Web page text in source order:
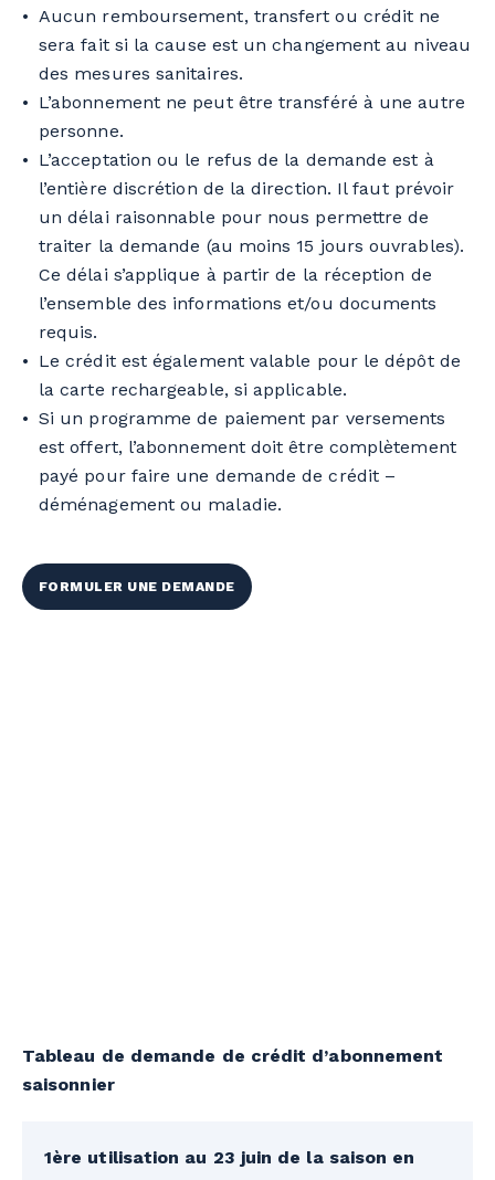
Aucun remboursement, transfert ou crédit ne
sera fait si la cause est un changement au niveau
des mesures sanitaires.
L’abonnement ne peut être transféré à une autre
personne.
L’acceptation ou le refus de la demande est à
l’entière discrétion de la direction. Il faut prévoir
un délai raisonnable pour nous permettre de
traiter la demande (au moins 15 jours ouvrables).
Ce délai s’applique à partir de la réception de
l’ensemble des informations et/ou documents
requis.
Le crédit est également valable pour le dépôt de
la carte rechargeable, si applicable.
Si un programme de paiement par versements
est offert, l’abonnement doit être complètement
payé pour faire une demande de crédit –
déménagement ou maladie.
FORMULER UNE DEMANDE
Tableau de demande de crédit d’abonnement
saisonnier
1ère utilisation au 23 juin de la saison en